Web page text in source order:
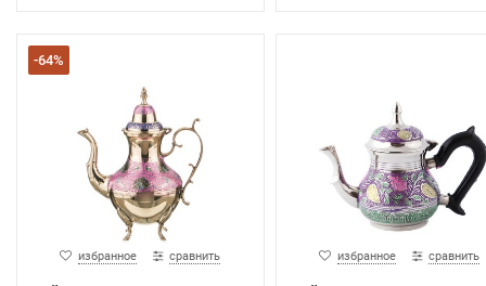
-64%
избранное сравнить избранное сравнить